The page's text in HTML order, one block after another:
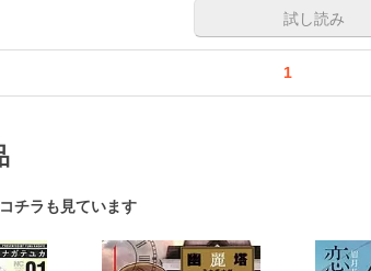
試し読み
1
チラも見ています